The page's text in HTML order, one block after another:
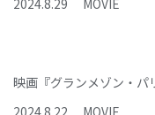
2024.8.29 MOVIE
映画『グランメゾン・パ
2024.8.22 MOVIE